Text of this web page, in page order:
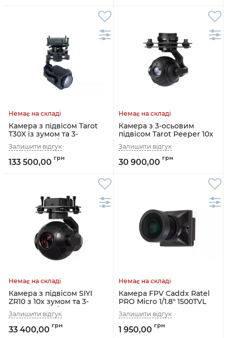
Камера з підвісом Tarot
T30X із зумом та 3-
осьовою стабілізацією
Network (TL30X-NET)
133 500,00
Камера з 3-осьовим
підвісом Tarot Peeper 10x
оптичний зум (TL10A00)
30 900,00
Камера з підвісом SIYI
ZR10 з 10x зумом та 3-
осьовою стабілізацією
33 400,00
Камера FPV Caddx Ratel
PRO Micro 1/1.8" 1500TVL
FOV125 (черный)
1 950,00